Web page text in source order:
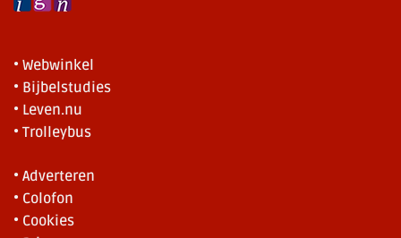
• Webwinkel
• Bijbelstudies
• Leven.nu
• Trolleybus
• Adverteren
• Colofon
• Cookies